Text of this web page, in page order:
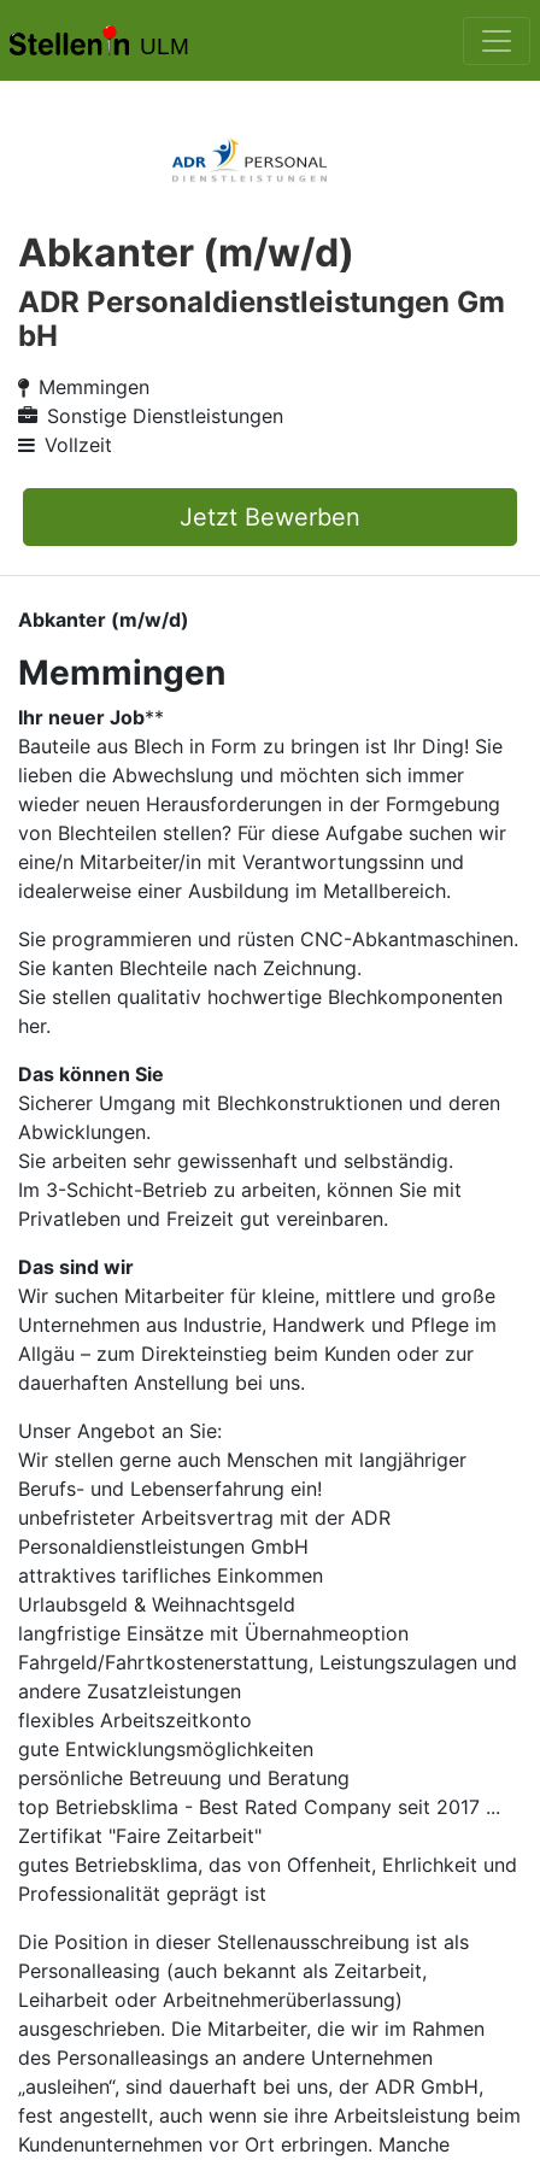
ULM
Abkanter (m/w/d)
ADR Personaldienstleistungen Gm
bH
Memmingen
Sonstige Dienstleistungen
Vollzeit
Jetzt Bewerben
Abkanter (m/w/d)
Memmingen
Ihr neuer Job​**
Bauteile aus Blech in Form zu bringen ist Ihr Ding! Sie
lieben die Abwechslung und möchten sich immer
wieder neuen Herausforderungen in der Formgebung
von Blechteilen stellen? Für diese Aufgabe suchen wir
eine/n Mitarbeiter/in mit Verantwortungssinn und
idealerweise einer Ausbildung im Metallbereich.
Sie programmieren und rüsten CNC-Abkantmaschinen.
Sie kanten Blechteile nach Zeichnung.
Sie stellen qualitativ hochwertige Blechkomponenten
her.
Das können Sie
Sicherer Umgang mit Blechkonstruktionen und deren
Abwicklungen.
Sie arbeiten sehr gewissenhaft und selbständig.
Im 3-Schicht-Betrieb zu arbeiten, können Sie mit
Privatleben und Freizeit gut vereinbaren.
Das sind wir
Wir suchen Mitarbeiter für kleine, mittlere und große
Unternehmen aus Industrie, Handwerk und Pflege im
Allgäu – zum Direkteinstieg beim Kunden oder zur
dauerhaften Anstellung bei uns.
Unser Angebot an Sie:
Wir stellen gerne auch Menschen mit langjähriger
Berufs- und Lebenserfahrung ein!
unbefristeter Arbeitsvertrag mit der ADR
Personaldienstleistungen GmbH
attraktives tarifliches Einkommen
Urlaubsgeld & Weihnachtsgeld
langfristige Einsätze mit Übernahmeoption
Fahrgeld/Fahrtkostenerstattung, Leistungszulagen und
andere Zusatzleistungen
flexibles Arbeitszeitkonto
gute Entwicklungsmöglichkeiten
persönliche Betreuung und Beratung
top Betriebsklima - Best Rated Company seit 2017 ...
Zertifikat "Faire Zeitarbeit"
gutes Betriebsklima, das von Offenheit, Ehrlichkeit und
Professionalität geprägt ist
Die Position in dieser Stellenausschreibung ist als
Personalleasing (auch bekannt als Zeitarbeit,
Leiharbeit oder Arbeitnehmerüberlassung)
ausgeschrieben. Die Mitarbeiter, die wir im Rahmen
des Personalleasings an andere Unternehmen
„ausleihen“, sind dauerhaft bei uns, der ADR GmbH,
fest angestellt, auch wenn sie ihre Arbeitsleistung beim
Kundenunternehmen vor Ort erbringen. Manche